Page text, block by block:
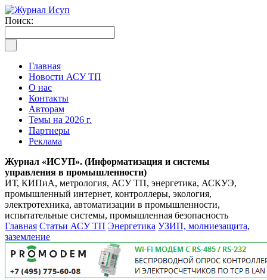
Поиск:
Главная
Новости АСУ ТП
О нас
Контакты
Авторам
Темы на 2026 г.
Партнеры
Реклама
Журнал «ИСУП». (Информатизация и системы
управления в промышленности)
ИТ, КИПиА, метрология, АСУ ТП, энергетика, АСКУЭ,
промышленный интернет, контроллеры, экология,
электротехника, автоматизации в промышленности,
испытательные системы, промышленная безопасность
Главная Статьи АСУ ТП Энергетика УЗИП, молниезащита,
заземление